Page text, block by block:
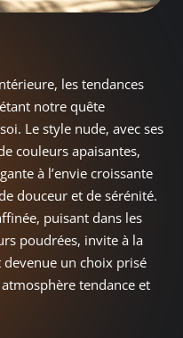
les tendances
notre quête
Le style nude, avec ses
couleurs apaisantes,
à l’envie croissante
douceur et de sérénité.
puisant dans les
poudrées, invite à la
un choix prisé
tendance et